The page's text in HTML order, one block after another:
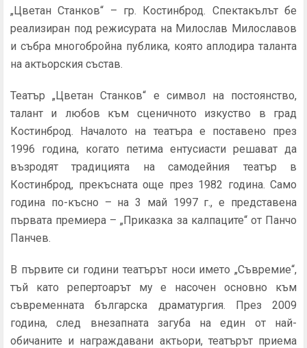
„Цветан Станков“ – гр. Костинброд. Спектакълът бе
реализиран под режисурата на Милослав Милославов
и събра многобройна публика, която аплодира таланта
на актьорския състав.
Театър „Цветан Станков“ е символ на постоянство,
талант и любов към сценичното изкуство в град
Костинброд. Началото на театъра е поставено през
1996 година, когато петима ентусиасти решават да
възродят традицията на самодейния театър в
Костинброд, прекъсната още през 1982 година. Само
година по-късно – на 3 май 1997 г., е представена
първата премиера – „Приказка за калпаците“ от Панчо
Панчев.
В първите си години театърът носи името „Съвремие“,
тъй като репертоарът му е насочен основно към
съвременната българска драматургия. През 2009
година, след внезапната загуба на един от най-
обичаните и награждавани актьори, театърът приема